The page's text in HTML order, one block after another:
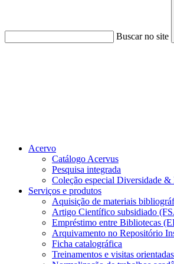
Buscar no site
Acervo
Catálogo Acervus
Pesquisa integrada
Coleção especial Diversidade &
Serviços e produtos
Aquisição de materiais
Artigo Científico subsidiado
Empréstimo entre Bibliotecas
Arquivamento no Repositório
Ficha catalográfica
Treinamentos e visitas